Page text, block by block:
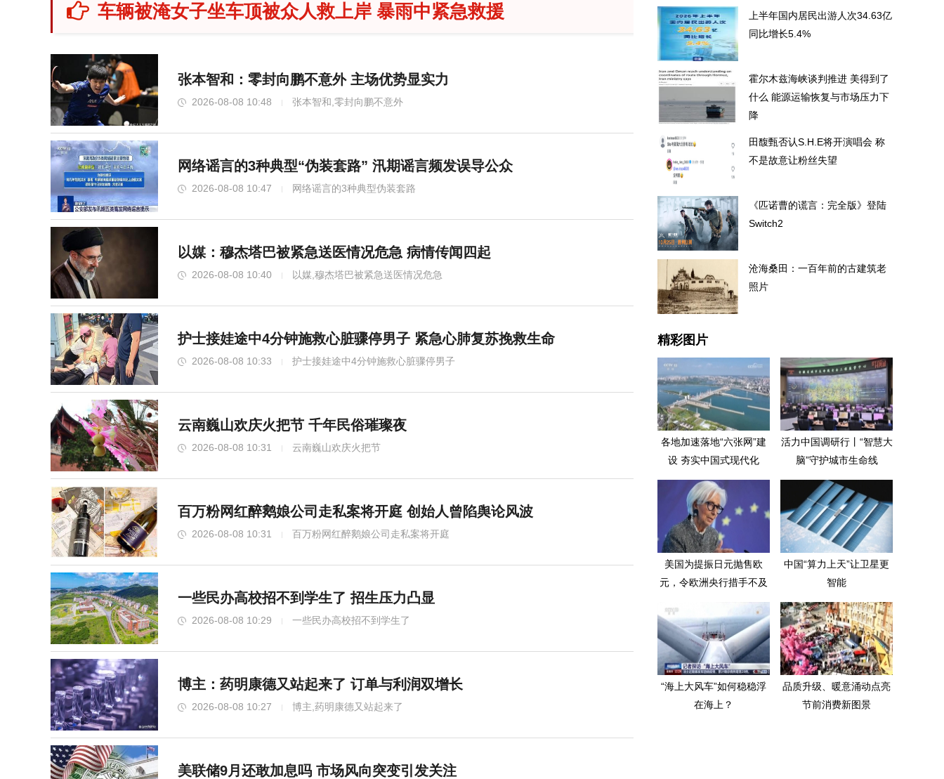
重庆一高校科长主任自愿转任辅导员 深化干部人事制度改革
红军后代“替爷爷讲长征” 三代人的历史传承
世界斯诺克巡回赛中国公开赛开幕 太原滨河体育中心闪耀启幕
车辆被淹女子坐车顶被众人救上岸 暴雨中紧急救援
张本智和：零封向鹏不意外 主场优势显实力
2026-08-08 10:48 张本智和,零封向鹏不意外
网络谣言的3种典型“伪装套路” 汛期谣言频发误导公众
2026-08-08 10:47 网络谣言的3种典型伪装套路
以媒：穆杰塔巴被紧急送医情况危急 病情传闻四起
2026-08-08 10:40 以媒,穆杰塔巴被紧急送医情况危急
护士接娃途中4分钟施救心脏骤停男子 紧急心肺复苏挽救生命
2026-08-08 10:33 护士接娃途中4分钟施救心脏骤停男子
云南巍山欢庆火把节 千年民俗璀璨夜
2026-08-08 10:31 云南巍山欢庆火把节
百万粉网红醉鹅娘公司走私案将开庭 创始人曾陷舆论风波
2026-08-08 10:31 百万粉网红醉鹅娘公司走私案将开庭
一些民办高校招不到学生了 招生压力凸显
2026-08-08 10:29 一些民办高校招不到学生了
博主：药明康德又站起来了 订单与利润双增长
2026-08-08 10:27 博主,药明康德又站起来了
美联储9月还敢加息吗 市场风向突变引发关注
上半年国内居民出游人次34.63亿
同比增长5.4%
霍尔木兹海峡谈判推进 美得到了
什么 能源运输恢复与市场压力下
降
田馥甄否认S.H.E将开演唱会 称
不是故意让粉丝失望
《匹诺曹的谎言：完全版》登陆
Switch2
沧海桑田：一百年前的古建筑老
照片
精彩图片
各地加速落地“六张网”建
设 夯实中国式现代化
活力中国调研行丨“智慧大
脑”守护城市生命线
美国为提振日元抛售欧
元，令欧洲央行措手不及
中国“算力上天”让卫星更
智能
“海上大风车”如何稳稳浮
在海上？
品质升级、暖意涌动点亮
节前消费新图景